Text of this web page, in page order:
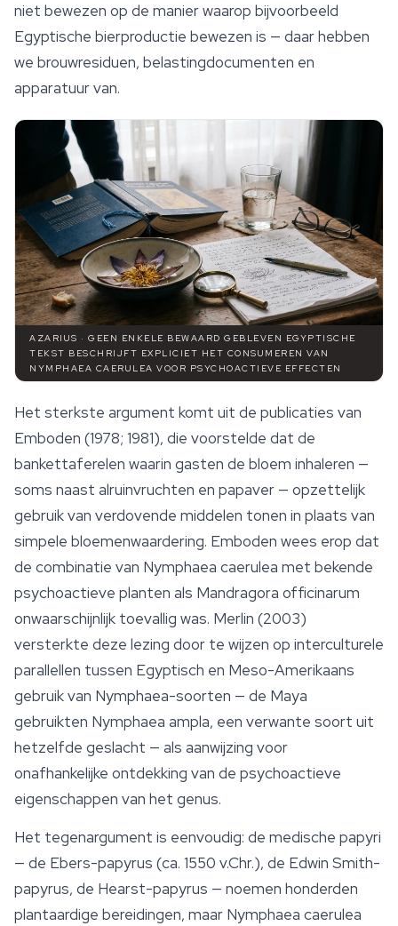
niet bewezen op de manier waarop bijvoorbeeld
Egyptische bierproductie bewezen is — daar hebben
we brouwresiduen, belastingdocumenten en
apparatuur van.
AZARIUS · GEEN ENKELE BEWAARD GEBLEVEN EGYPTISCHE
TEKST BESCHRIJFT EXPLICIET HET CONSUMEREN VAN
NYMPHAEA CAERULEA VOOR PSYCHOACTIEVE EFFECTEN
Het sterkste argument komt uit de publicaties van
Emboden (1978; 1981), die voorstelde dat de
bankettaferelen waarin gasten de bloem inhaleren —
soms naast alruinvruchten en papaver — opzettelijk
gebruik van verdovende middelen tonen in plaats van
simpele bloemenwaardering. Emboden wees erop dat
de combinatie van Nymphaea caerulea met bekende
psychoactieve planten als Mandragora officinarum
onwaarschijnlijk toevallig was. Merlin (2003)
versterkte deze lezing door te wijzen op interculturele
parallellen tussen Egyptisch en Meso-Amerikaans
gebruik van Nymphaea-soorten — de Maya
gebruikten Nymphaea ampla, een verwante soort uit
hetzelfde geslacht — als aanwijzing voor
onafhankelijke ontdekking van de psychoactieve
eigenschappen van het genus.
Het tegenargument is eenvoudig: de medische papyri
— de Ebers-papyrus (ca. 1550 v.Chr.), de Edwin Smith-
papyrus, de Hearst-papyrus — noemen honderden
plantaardige bereidingen, maar Nymphaea caerulea